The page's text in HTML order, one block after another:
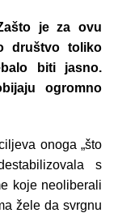
je za ovu
društvo toliko
biti jasno.
ogromno
onoga „što
s
koje neoliberali
žele da svrgnu